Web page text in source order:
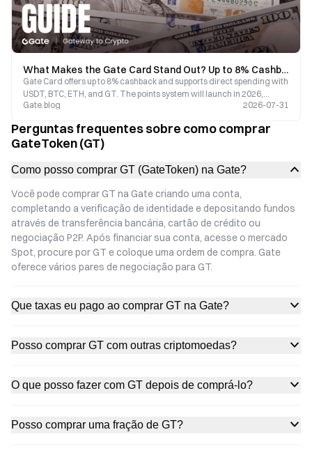
What Makes the Gate Card Stand Out? Up to 8% Cashback, Crypto Payments, and a Comprehensive Guide to 2026 Benefits
Gate Card offers up to 8% cashback and supports direct spending with
USDT, BTC, ETH, and GT. The points system will launch in 2026,
covering 150 million Visa merchants worldwide. Enjoy zero annual
updates of Gate Card.
Gate.blog 2026-07-31
Perguntas frequentes sobre como comprar
GateToken (GT)
Como posso comprar GT (GateToken) na Gate?
Você pode comprar GT na Gate criando uma conta,
completando a verificação de identidade e depositando fundos
através de transferência bancária, cartão de crédito ou
negociação P2P. Após financiar sua conta, acesse o mercado
Spot, procure por GT e coloque uma ordem de compra. Gate
oferece vários pares de negociação para GT.
Que taxas eu pago ao comprar GT na Gate?
Posso comprar GT com outras criptomoedas?
O que posso fazer com GT depois de comprá-lo?
Posso comprar uma fração de GT?